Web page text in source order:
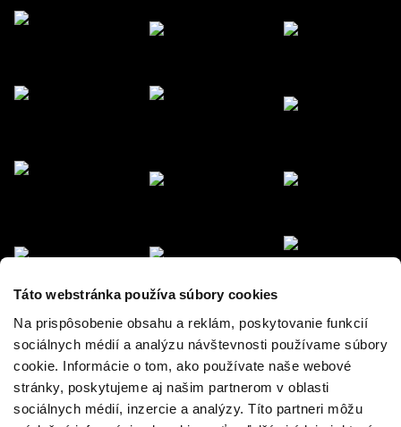
Táto webstránka používa súbory cookies
Na prispôsobenie obsahu a reklám, poskytovanie funkcií
sociálnych médií a analýzu návštevnosti používame súbory
cookie. Informácie o tom, ako používate naše webové
stránky, poskytujeme aj našim partnerom v oblasti
sociálnych médií, inzercie a analýzy. Títo partneri môžu